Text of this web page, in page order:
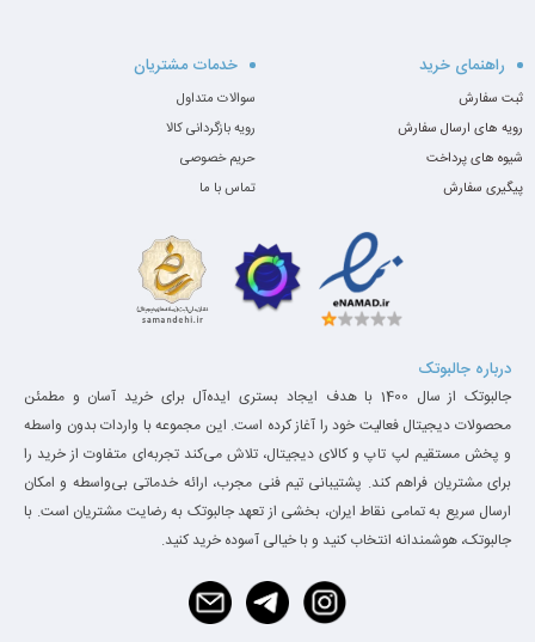
معرفی کوتاه
لپ‌تاپ Asus Vivobook X545Fبا ترکیب قدرتمند
حافظه رم ۸ گیگابایت و SSD 256 گیگابایت، تجربه‌ای
سریع و پاسخگو برای کاربری‌های روزانه، کاری و
افزودن درایو DVD به این مدل مزیتی کلاسیک است
که برای کسانی‌که به آرشیو دیسک، نصب نرم‌افزارهای
قدیمی یا استفاده از دیسک‌های آموزشی نیاز دارند
بسیار مفید است.
Vivobook به‌گونه‌ای است که ترکیب بین سبک ساده و
راهنمای خرید
ثبت سفارش
رویه های ارسال سفارش
شیوه های پرداخت
پیگیری سفارش
خدمات مشتریان
سوالات متداول
رویه بازگردانی کالا
حریم خصوصی
تماس با ما
درباره جالبوتک
جالبوتک از سال 1400 با هدف ایجاد بستری ایده‌آل برای خرید آسان و مطمئن
محصولات دیجیتال فعالیت خود را آغاز کرده است. این مجموعه با واردات بدون واسطه
و پخش مستقیم لپ تاپ و کالای دیجیتال، تلاش می‌کند تجربه‌ای متفاوت از خرید را
برای مشتریان فراهم کند. پشتیبانی تیم فنی مجرب، ارائه خدماتی بی‌واسطه و امکان
ارسال سریع به تمامی نقاط ایران، بخشی از تعهد جالبوتک به رضایت مشتریان است. با
جالبوتک، هوشمندانه انتخاب کنید و با خیالی آسوده خرید کنید.